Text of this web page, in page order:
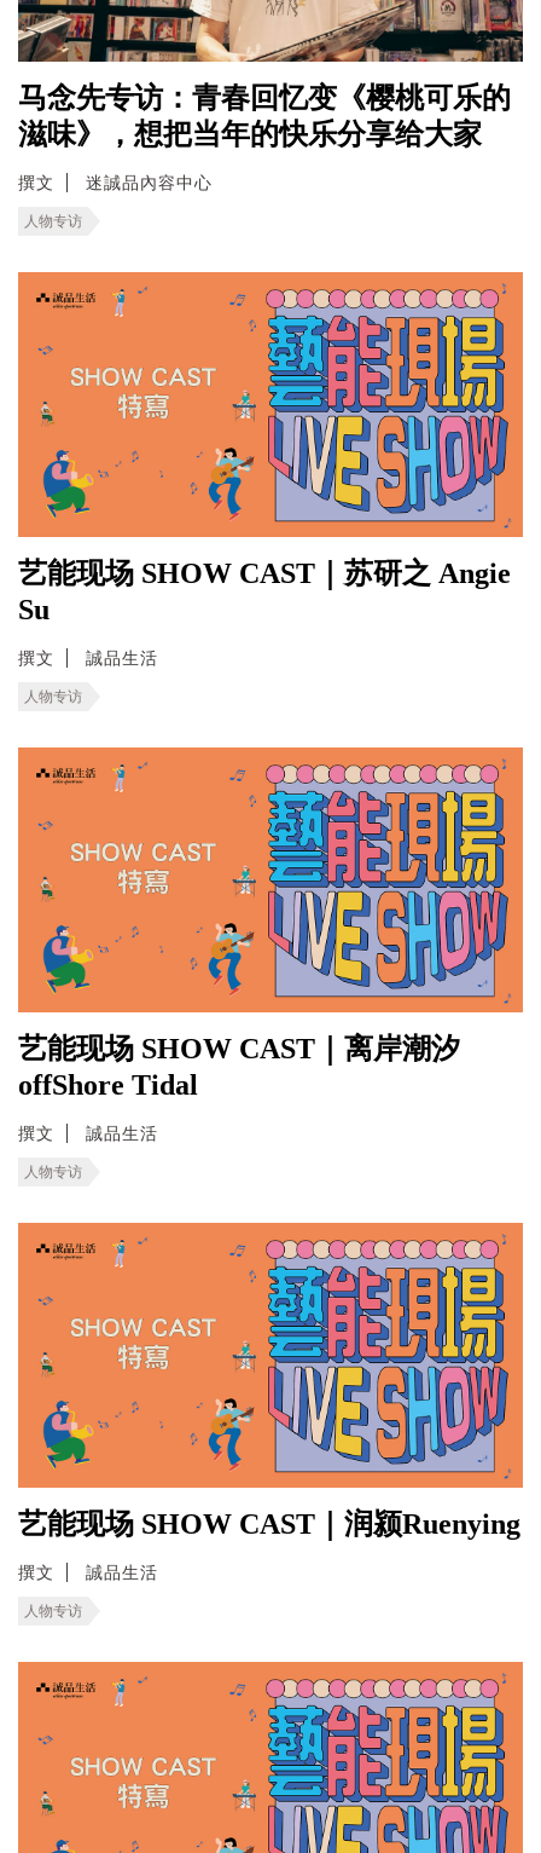
马念先专访：青春回忆变《樱桃可乐的
滋味》，想把当年的快乐分享给大家
撰文 迷誠品內容中心
人物专访
艺能现场 SHOW CAST｜苏研之 Angie
Su
撰文 誠品生活
人物专访
艺能现场 SHOW CAST｜离岸潮汐
offShore Tidal
撰文 誠品生活
人物专访
艺能现场 SHOW CAST｜润颍Ruenying
撰文 誠品生活
人物专访